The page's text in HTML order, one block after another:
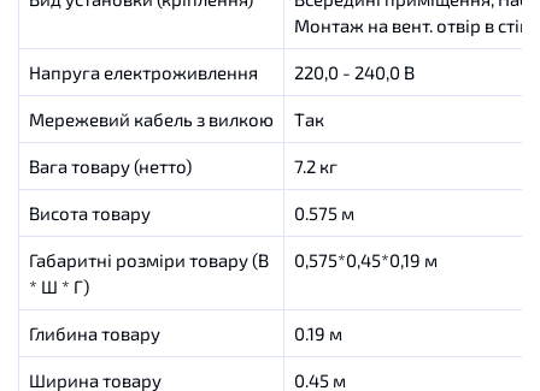
Монтаж на вент. отвір в стіні
Напруга електроживлення 220,0 - 240,0 В
Мережевий кабель з вилкою Так
Вага товару (нетто) 7.2 кг
Висота товару 0.575 м
Габаритні розміри товару (В
* Ш * Г)
0,575*0,45*0,19 м
Глибина товару 0.19 м
Ширина товару 0.45 м